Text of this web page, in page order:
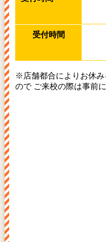
※店舗都合によりお休
ので ご来校の際は事前